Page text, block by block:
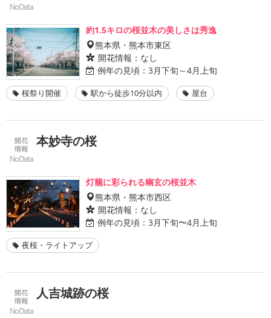
約1.5キロの桜並木の美しさは秀逸
熊本県・熊本市東区
開花情報： なし
例年の見頃： 3月下旬～4月上旬
桜祭り開催 駅から徒歩10分以内 屋台
本妙寺の桜
灯籠に彩られる幽玄の桜並木
熊本県・熊本市西区
開花情報： なし
例年の見頃： 3月下旬〜4月上旬
夜桜・ライトアップ
人吉城跡の桜